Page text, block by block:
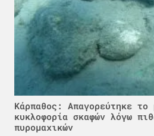
Κάρπαθος: Απαγορεύτηκε
κυκλοφορία σκαφών λόγω
πυρομαχικών